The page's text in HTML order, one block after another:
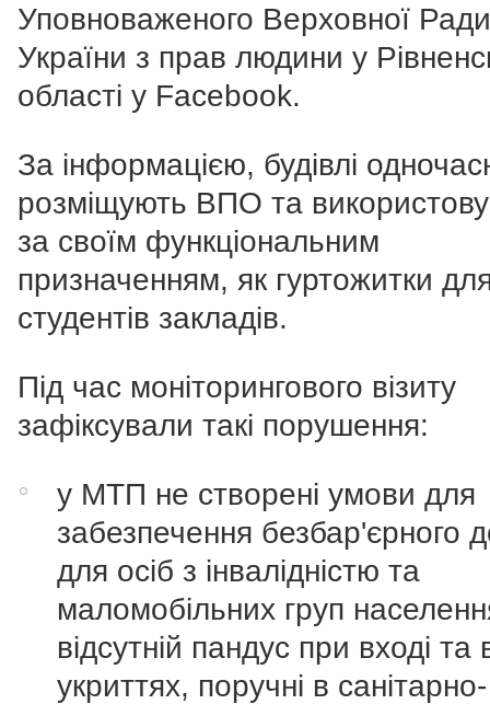
Уповноваженого Верховної Ради
України з прав людини у
області у Facebook.
За інформацією, будівлі
розміщують ВПО та
за своїм функціональним
призначенням, як гуртожитки
студентів закладів.
Під час моніторингового візиту
зафіксували такі порушення:
у МТП не створені умови для
забезпечення безбар'єрного
для осіб з інвалідністю та
маломобільних груп
відсутній пандус при вході та
укриттях, поручні в санітарно-